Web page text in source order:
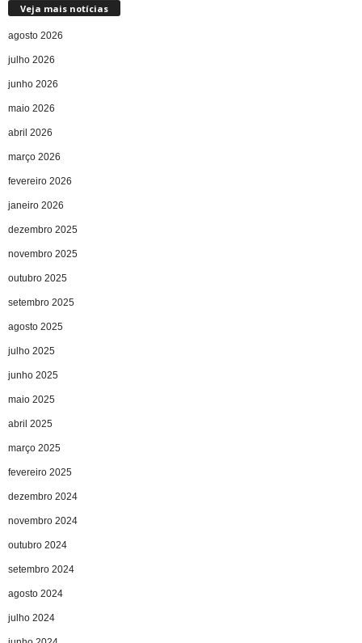
Veja mais notícias
agosto 2026
julho 2026
junho 2026
maio 2026
abril 2026
março 2026
fevereiro 2026
janeiro 2026
dezembro 2025
novembro 2025
outubro 2025
setembro 2025
agosto 2025
julho 2025
junho 2025
maio 2025
abril 2025
março 2025
fevereiro 2025
dezembro 2024
novembro 2024
outubro 2024
setembro 2024
agosto 2024
julho 2024